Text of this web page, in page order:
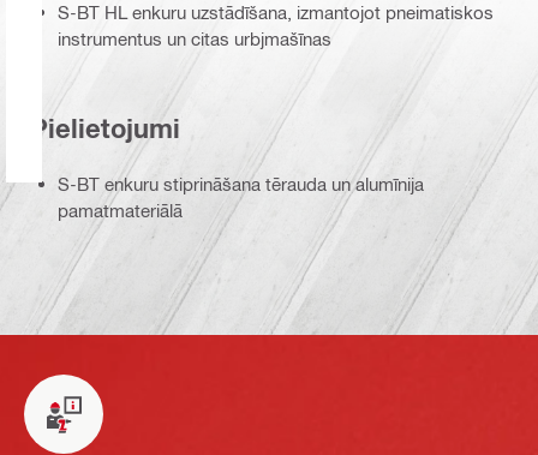
S-BT HL enkuru uzstādīšana, izmantojot pneimatiskos
instrumentus un citas urbjmašīnas
Pielietojumi
S-BT enkuru stiprināšana tērauda un alumīnija
pamatmateriālā